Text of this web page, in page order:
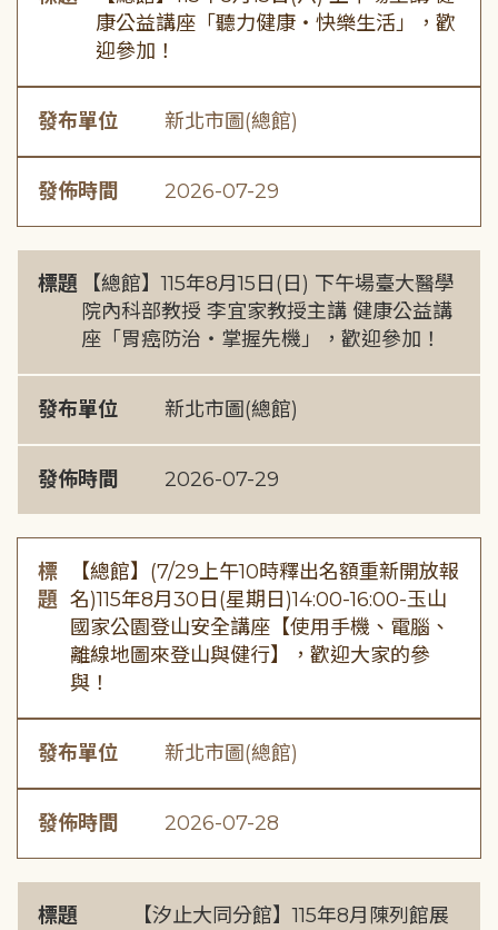
康公益講座「聽力健康・快樂生活」，歡
迎參加！
發布單位 新北市圖(總館)
發佈時間 2026-07-29
標題
【總館】115年8月15日(日) 下午場臺大醫學
院內科部教授 李宜家教授主講 健康公益講
座「胃癌防治・掌握先機」，歡迎參加！
發布單位 新北市圖(總館)
發佈時間 2026-07-29
標
題
【總館】(7/29上午10時釋出名額重新開放報
名)115年8月30日(星期日)14:00-16:00-玉山
國家公園登山安全講座【使用手機、電腦、
離線地圖來登山與健行】，歡迎大家的參
與！
發布單位 新北市圖(總館)
發佈時間 2026-07-28
標題
【汐止大同分館】115年8月陳列館展